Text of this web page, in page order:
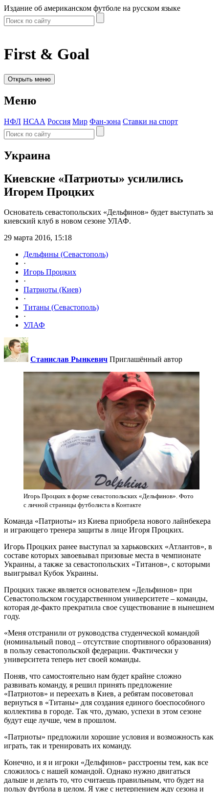
Издание об американском футболе на русском языке
First & Goal
Открыть меню
Меню
НФЛ НСАА Россия Мир Фан-зона Ставки на спорт
Украина
Киевские «Патриоты» усилились
Игорем Процких
Основатель севастопольских «Дельфинов» будет выступать за
киевский клуб в новом сезоне УЛАФ.
29 марта 2016, 15:18
Дельфины (Севастополь)
·
Игорь Процких
·
Патриоты (Киев)
·
Титаны (Севастополь)
·
УЛАФ
Станислав Рынкевич Приглашённый автор
Игорь Процких в форме севастопольских «Дельфинов». Фото
с личной страницы футболиста в Контакте
Команда «Патриоты» из Киева приобрела нового лайнбекера
и играющего тренера защиты в лице Игоря Процких.
Игорь Процких ранее выступал за харьковских «Атлантов», в
составе которых завоевывал призовые места в чемпионате
Украины, а также за севастопольских «Титанов», с которыми
выигрывал Кубок Украины.
Процких также является основателем «Дельфинов» при
Севастопольском государственном университете – команды,
которая де-факто прекратила свое существование в нынешнем
году.
«Меня отстранили от руководства студенческой командой
(номинальный повод – отсутствие спортивного образования)
в пользу севастопольской федерации. Фактически у
университета теперь нет своей команды.
Поняв, что самостоятельно нам будет крайне сложно
развивать команду, я решил принять предложение
«Патриотов» и переехать в Киев, а ребятам посоветовал
вернуться в «Титаны» для создания единого боеспособного
коллектива в городе. Так что, думаю, успехи в этом сезоне
будут еще лучше, чем в прошлом.
«Патриоты» предложили хорошие условия и возможность как
играть, так и тренировать их команду.
Конечно, и я и игроки «Дельфинов» расстроены тем, как все
сложилось с нашей командой. Однако нужно двигаться
дальше и делать то, что считаешь правильным, что будет на
пользу футбола в целом. Я уже с нетерпением жду сезона и